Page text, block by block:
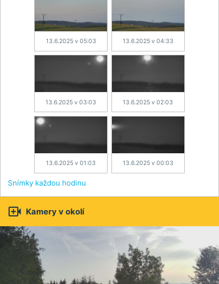
13.6.2025 v 05:03 13.6.2025 v 04:33
13.6.2025 v 03:03 13.6.2025 v 02:03
13.6.2025 v 01:03 13.6.2025 v 00:03
Snímky každou hodinu
 Kamery v okolí